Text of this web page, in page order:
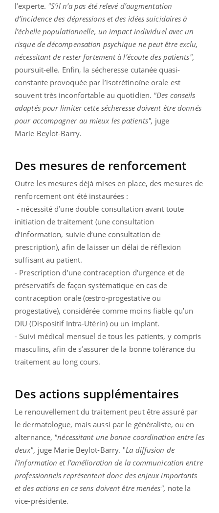
l’experte. "S’il n’a pas été relevé d’augmentation
d’incidence des dépressions et des idées suicidaires à
l’échelle populationnelle, un impact individuel avec un
risque de décompensation psychique ne peut être exclu,
nécessitant de rester fortement à l’écoute des patients",
poursuit-elle. Enfin, la sécheresse cutanée quasi-
constante provoquée par l’isotrétinoïne orale est
souvent très inconfortable au quotidien. "Des conseils
adaptés pour limiter cette sécheresse doivent être donnés
pour accompagner au mieux les patients", juge
Marie Beylot-Barry.
Des mesures de renforcement
Outre les mesures déjà mises en place, des mesures de
renforcement ont été instaurées :
- nécessité d’une double consultation avant toute
initiation de traitement (une consultation
d’information, suivie d’une consultation de
prescription), afin de laisser un délai de réflexion
suffisant au patient.
- Prescription d’une contraception d'urgence et de
préservatifs de façon systématique en cas de
contraception orale (œstro-progestative ou
progestative), considérée comme moins fiable qu’un
DIU (Dispositif Intra-Utérin) ou un implant.
- Suivi médical mensuel de tous les patients, y compris
masculins, afin de s’assurer de la bonne tolérance du
traitement au long cours.
Des actions supplémentaires
Le renouvellement du traitement peut être assuré par
le dermatologue, mais aussi par le généraliste, ou en
alternance, "nécessitant une bonne coordination entre les
deux", juge Marie Beylot-Barry. "La diffusion de
l’information et l’amélioration de la communication entre
professionnels représentent donc des enjeux importants
et des actions en ce sens doivent être menées", note la
vice-présidente.